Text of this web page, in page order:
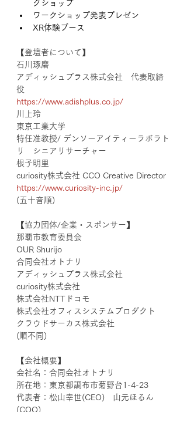
クショップ
ワークショップ発表プレゼン
XR体験ブース
【登壇者について】
石川琢磨
​​アディッシュプラス株式会社　代表取締
役
https://www.adishplus.co.jp/
川上玲
東京工業大学
特任准教授/ デンソーアイティーラボラト
リ　シニアリサーチャー
根子明里
curiosity株式会社 CCO Creative Director
https://www.curiosity-inc.jp/
(五十音順)
【協力団体/企業・スポンサー】
那覇市教育委員会
OUR Shurijo
合同会社オトナリ
アディッシュプラス株式会社
curiosity株式会社
株式会社NTTドコモ
株式会社オフィスシステムプロダクト
クラウドサーカス株式会社
(順不同)
【会社概要】
会社名：合同会社オトナリ
所在地：東京都調布市菊野台1-4-23
代表者：松山幸世(CEO)　山元ほるん
(COO)